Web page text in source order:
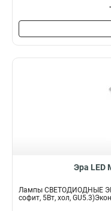
Эра LED
Лампы СВЕТОДИОДНЫЕ ЭКО
софит, 5Вт, хол,